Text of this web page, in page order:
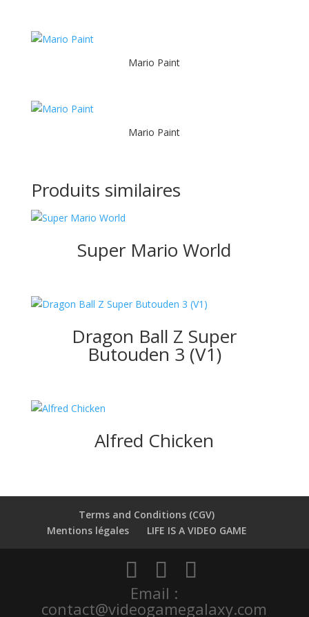
Mario Paint
Mario Paint
Produits similaires
Super Mario World
Dragon Ball Z Super
Butouden 3 (V1)
Alfred Chicken
Terms and Conditions (CGV)
Mentions légales
LIFE IS A VIDEO GAME
Email :
contact@videogamegalaxy.com